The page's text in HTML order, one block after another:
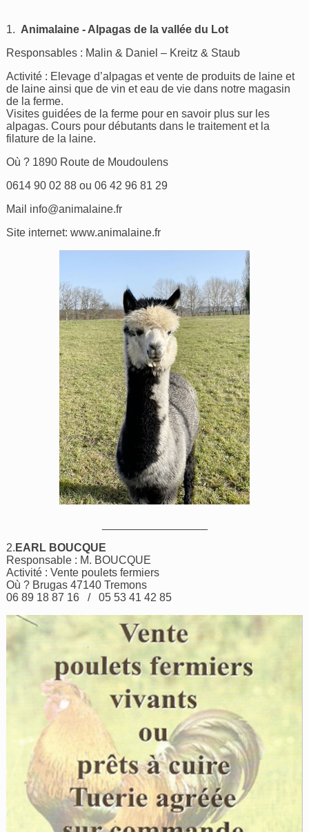
1. Animalaine - Alpagas de la vallée du Lot
Responsables : Malin & Daniel – Kreitz & Staub
Activité : Elevage d’alpagas et vente de produits de laine et
de laine ainsi que de vin et eau de vie dans notre magasin
de la ferme.
Visites guidées de la ferme pour en savoir plus sur les
alpagas. Cours pour débutants dans le traitement et la
filature de la laine.
Où ? 1890 Route de Moudoulens
0614 90 02 88 ou 06 42 96 81 29
Mail info@animalaine.fr
Site internet:www.animalaine.fr
2. EARL BOUCQUE
Responsable : M. BOUCQUE
Activité : Vente poulets fermiers
Où ? Brugas 47140 Tremons
06 89 18 87 16 / 05 53 41 42 85